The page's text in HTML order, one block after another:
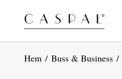
Hem / Buss & Business /